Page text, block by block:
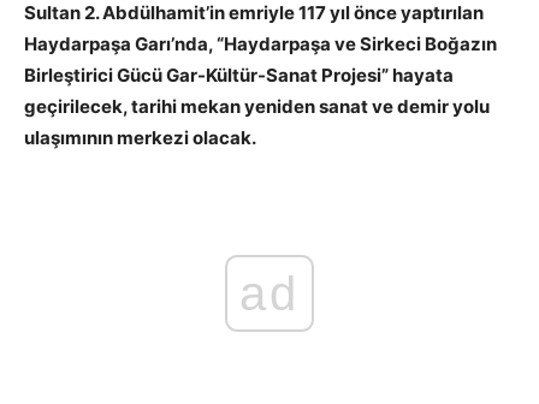
Sultan 2. Abdülhamit’in emriyle 117 yıl önce yaptırılan
Haydarpaşa Garı’nda, “Haydarpaşa ve Sirkeci Boğazın
Birleştirici Gücü Gar-Kültür-Sanat Projesi” hayata
geçirilecek, tarihi mekan yeniden sanat ve demir yolu
ulaşımının merkezi olacak.
ad